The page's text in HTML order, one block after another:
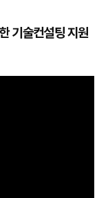
기
기술컨설팅 지원